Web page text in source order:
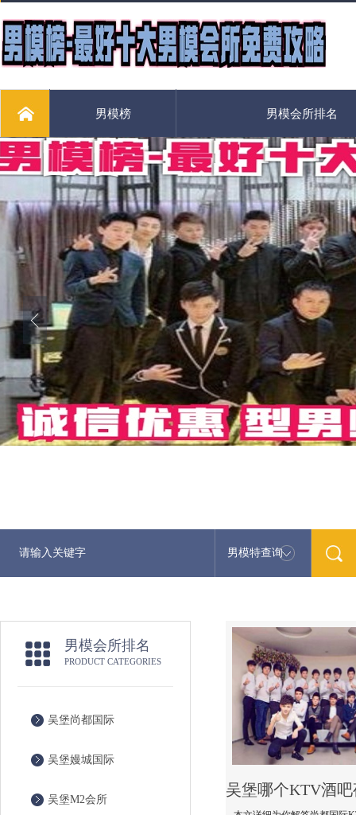
男模榜 男模会所排名
男模特查询
男模会所排名
PRODUCT CATEGORIES
吴堡尚都国际
吴堡嫚城国际
吴堡M2会所